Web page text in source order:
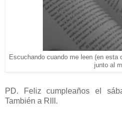
Escuchando cuando me leen (en esta
junto al
PD.
Feliz cumpleaños el
También a RIII.